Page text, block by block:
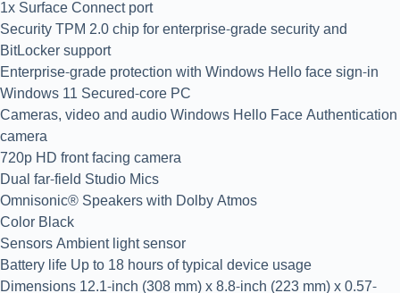
1x Surface Connect port
Security TPM 2.0 chip for enterprise-grade security and
BitLocker support
Enterprise-grade protection with Windows Hello face sign-in
Windows 11 Secured-core PC
Cameras, video and audio Windows Hello Face Authentication
camera
720p HD front facing camera
Dual far-field Studio Mics
Omnisonic® Speakers with Dolby Atmos
Color Black
Sensors Ambient light sensor
Battery life Up to 18 hours of typical device usage
Dimensions 12.1-inch (308 mm) x 8.8-inch (223 mm) x 0.57-